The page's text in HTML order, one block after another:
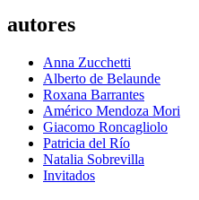
autores
Anna Zucchetti
Alberto de Belaunde
Roxana Barrantes
Américo Mendoza Mori
Giacomo Roncagliolo
Patricia del Río
Natalia Sobrevilla
Invitados